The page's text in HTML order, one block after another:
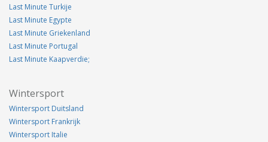
Last Minute Turkije
Last Minute Egypte
Last Minute Griekenland
Last Minute Portugal
Last Minute Kaapverdie;
Wintersport
Wintersport Duitsland
Wintersport Frankrijk
Wintersport Italie